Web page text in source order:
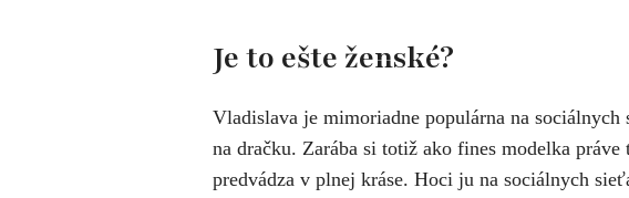
Je to ešte ženské?
Vladislava je mimoriadne populárna na
na dračku. Zarába si totiž ako fines modelka
predvádza v plnej kráse. Hoci ju na sociálnych